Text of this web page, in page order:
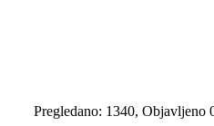
Pregledano: 1340, Objavljeno